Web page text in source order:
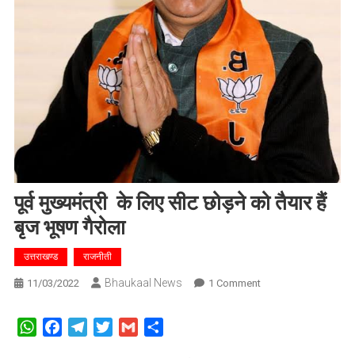
पूर्व मुख्यमंत्री के लिए सीट छोड़ने को तैयार हैं
बृज भूषण गैरोला
उत्तराखण्ड राजनीती
11/03/2022 Bhaukaal News 1 CommentOn
WhatsAppFacebookTelegramTwitterGmail